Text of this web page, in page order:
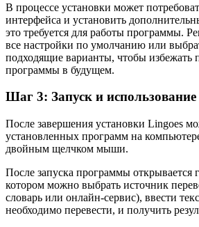
В процессе установки может
интерфейса и установить
это требуется для работы программы.
все настройки по умолчанию или
подходящие варианты, чтобы избежать
программы в будущем.
Шаг 3: Запуск и
После завершения установки Lingoes
установленных программ на
двойным щелчком мыши.
После запуска программы открывается
котором можно выбрать источник
словарь или онлайн-сервис), ввести
необходимо перевести, и получить